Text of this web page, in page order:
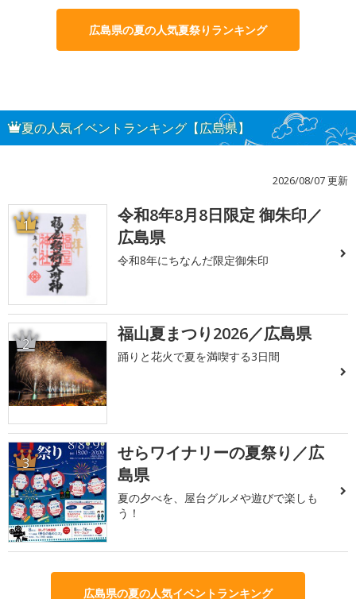
広島県の夏の人気夏祭りランキング
夏の人気イベントランキング【広島県】
2026/08/07 更新
1
令和8年8月8日限定 御朱印／
広島県
令和8年にちなんだ限定御朱印
2 福山夏まつり2026／広島県
踊りと花火で夏を満喫する3日間
3
せらワイナリーの夏祭り／広
島県
夏の夕べを、屋台グルメや遊びで楽しも
う！
広島県の夏の人気イベントランキング